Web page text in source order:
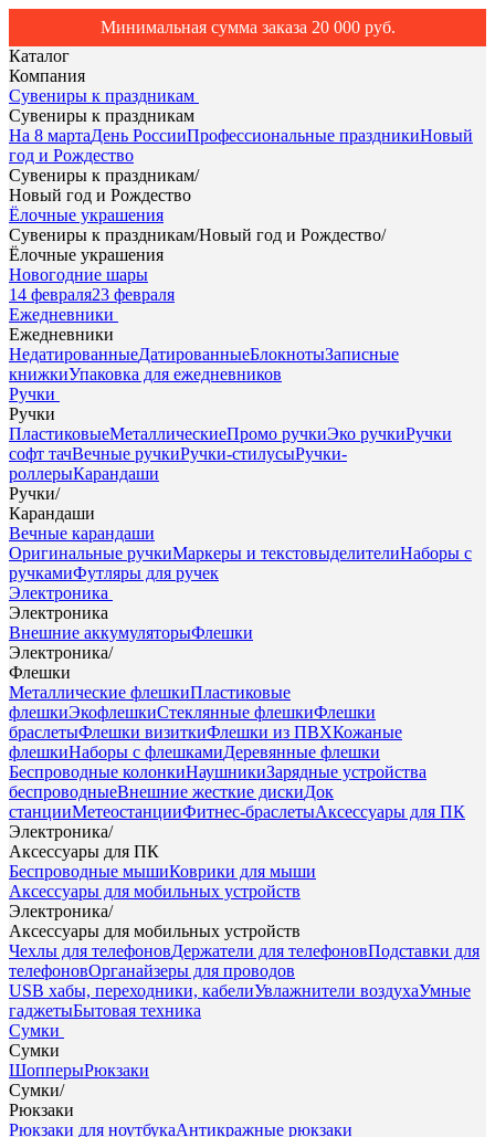
Минимальная сумма заказа 20 000 руб.
Каталог
Компания
Сувениры к праздникам
Сувениры к праздникам
На 8 мартаДень РоссииПрофессиональные праздникиНовый
год и Рождество
Сувениры к праздникам/
Новый год и Рождество
Ёлочные украшения
Сувениры к праздникам/Новый год и Рождество/
Ёлочные украшения
Новогодние шары
14 февраля23 февраля
Ежедневники
Ежедневники
НедатированныеДатированныеБлокнотыЗаписные
книжкиУпаковка для ежедневников
Ручки
Ручки
ПластиковыеМеталлическиеПромо ручкиЭко ручкиРучки
софт тачВечные ручкиРучки-стилусыРучки-
роллерыКарандаши
Ручки/
Карандаши
Вечные карандаши
Оригинальные ручкиМаркеры и текстовыделителиНаборы с
ручкамиФутляры для ручек
Электроника
Электроника
Внешние аккумуляторыФлешки
Электроника/
Флешки
Металлические флешкиПластиковые
флешкиЭкофлешкиСтеклянные флешкиФлешки
браслетыФлешки визиткиФлешки из ПВХКожаные
флешкиНаборы с флешкамиДеревянные флешки
Беспроводные колонкиНаушникиЗарядные устройства
беспроводныеВнешние жесткие дискиДок
станцииМетеостанцииФитнес-браслетыАксессуары для ПК
Электроника/
Аксессуары для ПК
Беспроводные мышиКоврики для мыши
Аксессуары для мобильных устройств
Электроника/
Аксессуары для мобильных устройств
Чехлы для телефоновДержатели для телефоновПодставки для
телефоновОрганайзеры для проводов
USB хабы, переходники, кабелиУвлажнители воздухаУмные
гаджетыБытовая техника
Сумки
Сумки
ШопперыРюкзаки
Сумки/
Рюкзаки
Рюкзаки для ноутбукаАнтикражные рюкзаки